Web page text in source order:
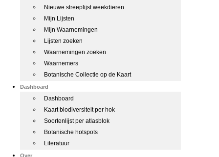
Nieuwe streeplijst weekdieren
Mijn Lijsten
Mijn Waarnemingen
Lijsten zoeken
Waarnemingen zoeken
Waarnemers
Botanische Collectie op de Kaart
Dashboard
Dashboard
Kaart biodiversiteit per hok
Soortenlijst per atlasblok
Botanische hotspots
Literatuur
Over